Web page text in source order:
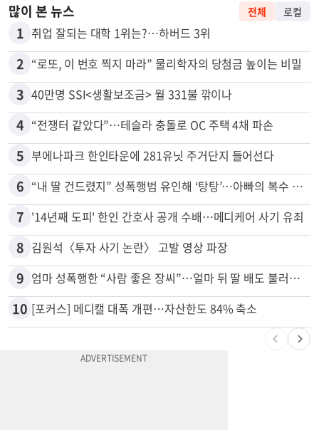
많이 본 뉴스 전체 로컬
1 취업 잘되는 대학 1위는?…하버드 3위
2 “로또, 이 번호 찍지 마라” 물리학자의 당첨금 높이는 비밀
3 40만명 SSI<생활보조금> 월 331불 깎이나
4 “전쟁터 같았다”…테슬라 충돌로 OC 주택 4채 파손
5 부에나파크 한인타운에 281유닛 주거단지 들어선다
6 “내 딸 건드렸지” 성폭행범 유인해 ‘탕탕’…아빠의 복수 결말
7 '14년째 도피' 한인 간호사 공개 수배…메디케어 사기 유죄
8 김원석〈투자 사기 논란〉 고발 영상 파장
9 엄마 성폭행한 “사람 좋은 장씨”…얼마 뒤 딸 배도 불러왔다
10 [포커스] 메디캘 대폭 개편…자산한도 84% 축소